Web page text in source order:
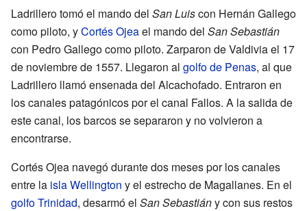
Ladrillero tomó el mando del San Luiscon Hernán Gallego
como piloto, yCortés Ojeael mando del San Sebastián
con Pedro Gallego como piloto. Zarparon de Valdivia el 17
de noviembre de 1557. Llegaron al golfo de Penas, al que
Ladrillero llamó ensenada del Alcachofado. Entraron en
los canales patagónicos por el canal Fallos. A la salida de
este canal, los barcos se separaron y no volvieron a
encontrarse.
Cortés Ojea navegó durante dos meses por los canales
entre la isla Wellington y el estrecho de Magallanes. En el
golfo Trinidad, desarmó el San Sebastiány con sus restos